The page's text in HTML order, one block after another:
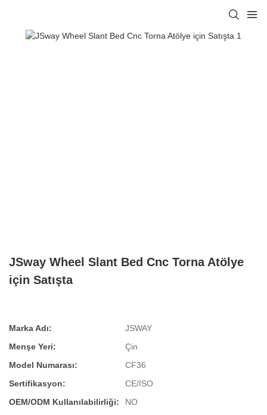
JSway Wheel Slant Bed Cnc Torna Atölye
için Satışta
Marka Adı:
JSWAY
Menşe Yeri:
Çin
Model Numarası:
CF36
Sertifikasyon:
CE/ISO
OEM/ODM Kullanılabilirliği:
NO